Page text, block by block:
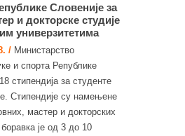
Словеније за
и докторске студије
универзитетима
/ Министарство
и спорта Републике
стипендија за студенте
Стипендије су намењене
мастер и докторских
је од 3 до 10